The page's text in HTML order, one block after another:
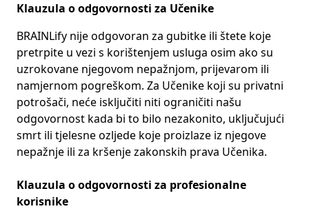
Klauzula o odgovornosti za Učenike
BRAINLify nije odgovoran za gubitke ili štete koje
pretrpite u vezi s korištenjem usluga osim ako su
uzrokovane njegovom nepažnjom, prijevarom ili
namjernom pogreškom. Za Učenike koji su privatni
potrošači, neće isključiti niti ograničiti našu
odgovornost kada bi to bilo nezakonito, uključujući
smrt ili tjelesne ozljede koje proizlaze iz njegove
nepažnje ili za kršenje zakonskih prava Učenika.
Klauzula o odgovornosti za profesionalne
korisnike